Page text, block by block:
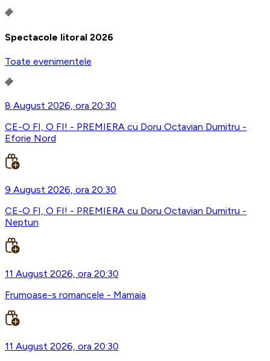
Spectacole litoral 2026
Toate evenimentele
8 August 2026, ora 20:30
CE-O FI, O FI! - PREMIERA cu Doru Octavian Dumitru -
Eforie Nord
9 August 2026, ora 20:30
CE-O FI, O FI! - PREMIERA cu Doru Octavian Dumitru -
Neptun
11 August 2026, ora 20:30
Frumoase-s romancele - Mamaia
11 August 2026, ora 20:30